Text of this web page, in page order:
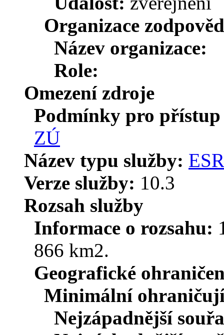
Organizace
Název organizace:
Role:
Omezení zdroje
Podmínky pro
ZÚ
Název typu služby:
Verze služby: 10.3
Rozsah služby
Informace o rozsahu:
866 km2.
Geografické
Minimální
Nejzápadnější